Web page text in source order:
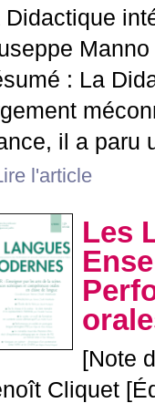
Didactique
: La
il a paru
l'article
Les
[Note
Cliquet